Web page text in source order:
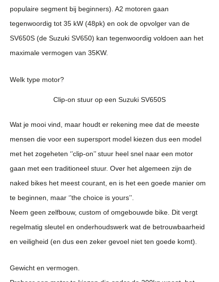
populaire segment bij beginners). A2 motoren gaan
tegenwoordig tot 35 kW (48pk) en ook de opvolger van de
SV650S (de Suzuki SV650) kan tegenwoordig voldoen aan het
maximale vermogen van 35KW.
Welk type motor?
Clip-on stuur op een Suzuki SV650S
Wat je mooi vind, maar houdt er rekening mee dat de meeste
mensen die voor een supersport model kiezen dus een model
met het zogeheten ‘’clip-on’’ stuur heel snel naar een motor
gaan met een traditioneel stuur. Over het algemeen zijn de
naked bikes het meest courant, en is het een goede manier om
te beginnen, maar ‘’the choice is yours’’.
Neem geen zelfbouw, custom of omgebouwde bike. Dit vergt
regelmatig sleutel en onderhoudswerk wat de betrouwbaarheid
en veiligheid (en dus een zeker gevoel niet ten goede komt).
Gewicht en vermogen.